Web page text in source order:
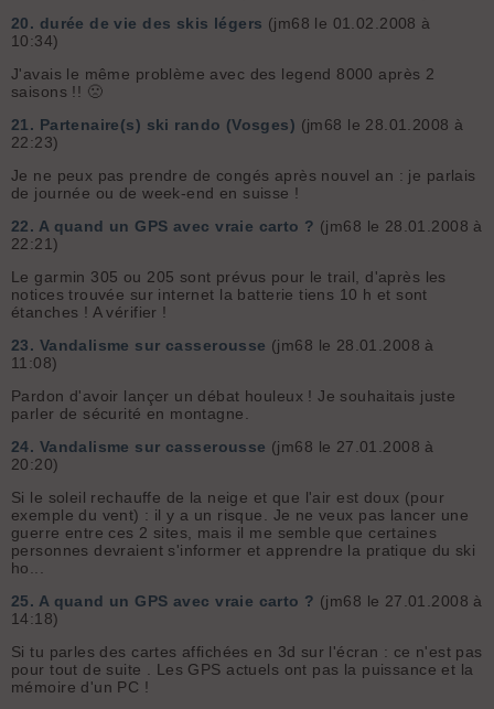
20. durée de vie des skis légers (jm68 le 01.02.2008 à
10:34)
J'avais le même problème avec des legend 8000 après 2
saisons !! 🙁
21. Partenaire(s) ski rando (Vosges) (jm68 le 28.01.2008 à
22:23)
Je ne peux pas prendre de congés après nouvel an : je parlais
de journée ou de week-end en suisse !
22. A quand un GPS avec vraie carto ? (jm68 le 28.01.2008 à
22:21)
Le garmin 305 ou 205 sont prévus pour le trail, d'après les
notices trouvée sur internet la batterie tiens 10 h et sont
étanches ! A vérifier !
23. Vandalisme sur casserousse (jm68 le 28.01.2008 à
11:08)
Pardon d'avoir lançer un débat houleux ! Je souhaitais juste
parler de sécurité en montagne.
24. Vandalisme sur casserousse (jm68 le 27.01.2008 à
20:20)
Si le soleil rechauffe de la neige et que l'air est doux (pour
exemple du vent) : il y a un risque. Je ne veux pas lancer une
guerre entre ces 2 sites, mais il me semble que certaines
personnes devraient s'informer et apprendre la pratique du ski
ho...
25. A quand un GPS avec vraie carto ? (jm68 le 27.01.2008 à
14:18)
Si tu parles des cartes affichées en 3d sur l'écran : ce n'est pas
pour tout de suite . Les GPS actuels ont pas la puissance et la
mémoire d'un PC !